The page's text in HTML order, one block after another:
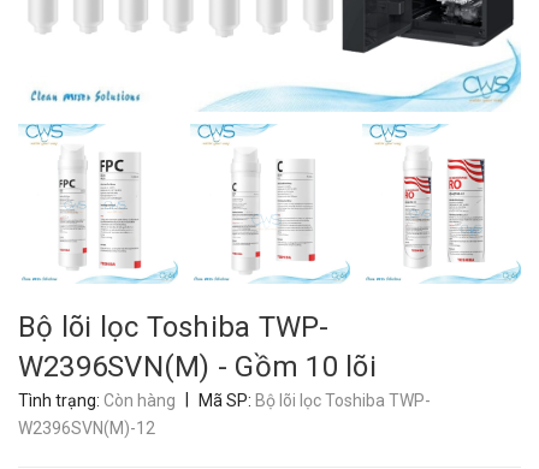
Bộ lõi lọc Toshiba TWP-
W2396SVN(M) - Gồm 10 lõi
Tình trạng: Còn hàng Mã SP: Bộ lõi lọc Toshiba TWP-
W2396SVN(M)-12